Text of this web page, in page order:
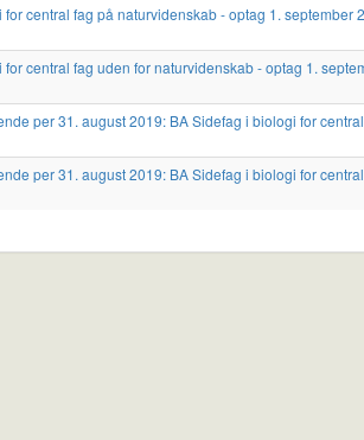
for central fag på naturvidenskab - optag 1. september
for central fag uden for naturvidenskab - optag 1.
per 31. august 2019: BA Sidefag i biologi for
per 31. august 2019: BA Sidefag i biologi for